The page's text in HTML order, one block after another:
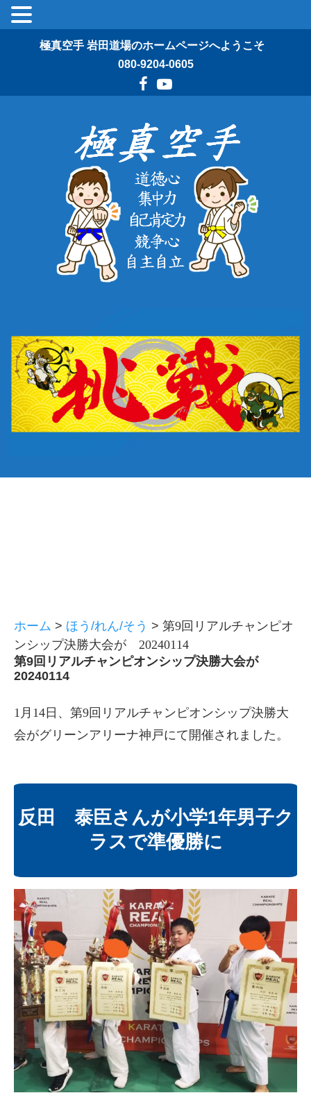
極真空手 岩田道場のホームページへようこそ
080-9204-0605
ホーム > ほう/れん/そう > 第9回リアルチャンピオ
ンシップ決勝大会が 20240114
第9回リアルチャンピオンシップ決勝大会が
20240114
1月14日、第9回リアルチャンピオンシップ決勝大
会がグリーンアリーナ神戸にて開催されました。
反田 泰臣さんが小学1年男子ク
ラスで準優勝に